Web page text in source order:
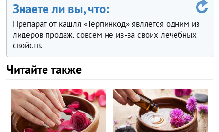
Знаете ли вы, что:
Препарат от кашля «Терпинкод» является одним из
лидеров продаж, совсем не из-за своих лечебных
свойств.
Читайте также